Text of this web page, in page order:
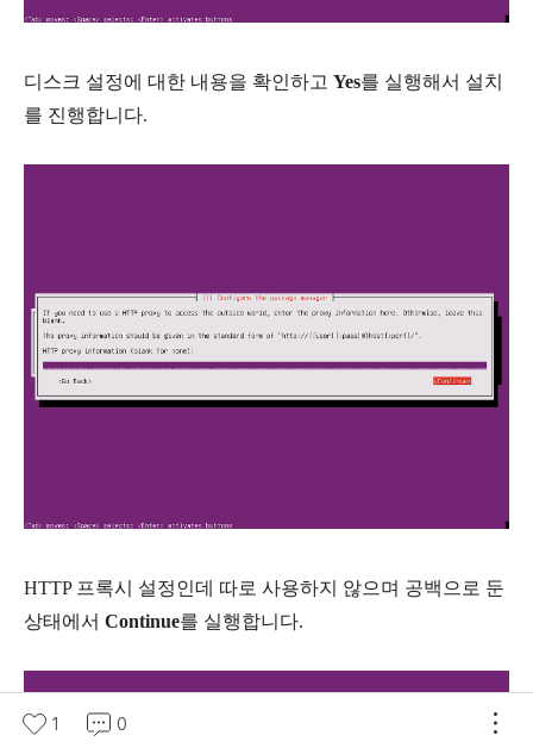
디스크 설정에 대한 내용을 확인하고 Yes를 실행해서 설치
를 진행합니다.
HTTP 프록시 설정인데 따로 사용하지 않으며 공백으로 둔
상태에서 Continue를 실행합니다.
1 0